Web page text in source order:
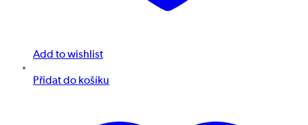
Add to wishlist
Přidat do košíku